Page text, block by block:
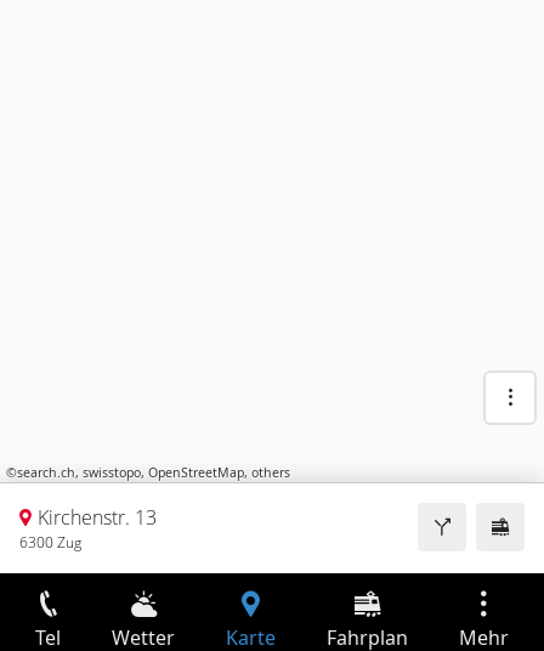
©search.ch, swisstopo, OpenStreetMap, others
Kirchenstr. 13
6300 Zug
Tel Wetter Karte Fahrplan Mehr